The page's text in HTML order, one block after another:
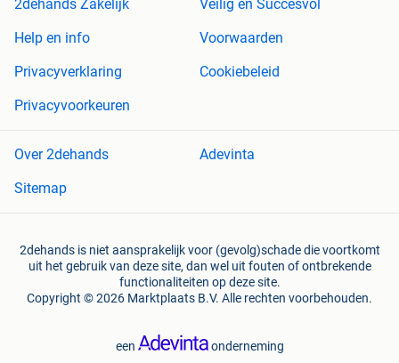
2dehands Zakelijk
Veilig en Succesvol
Help en info
Voorwaarden
Privacyverklaring
Cookiebeleid
Privacyvoorkeuren
Over 2dehands
Adevinta
Sitemap
2dehands is niet aansprakelijk voor (gevolg)schade die voortkomt
uit het gebruik van deze site, dan wel uit fouten of ontbrekende
functionaliteiten op deze site.
Copyright © 2026 Marktplaats B.V. Alle rechten voorbehouden.
een onderneming